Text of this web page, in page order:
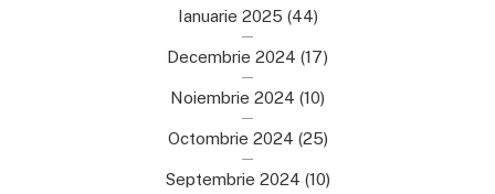
Ianuarie 2025 (44)
Decembrie 2024 (17)
Noiembrie 2024 (10)
Octombrie 2024 (25)
Septembrie 2024 (10)